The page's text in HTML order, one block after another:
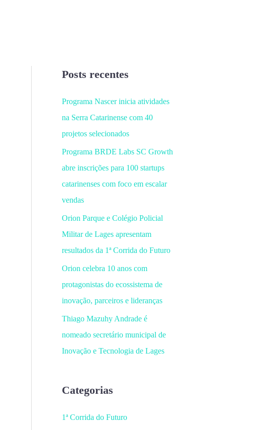
Posts recentes
Programa Nascer inicia atividades
na Serra Catarinense com 40
projetos selecionados
Programa BRDE Labs SC Growth
abre inscrições para 100 startups
catarinenses com foco em escalar
vendas
Orion Parque e Colégio Policial
Militar de Lages apresentam
resultados da 1ª Corrida do Futuro
Orion celebra 10 anos com
protagonistas do ecossistema de
inovação, parceiros e lideranças
Thiago Mazuhy Andrade é
nomeado secretário municipal de
Inovação e Tecnologia de Lages
Categorias
1ª Corrida do Futuro